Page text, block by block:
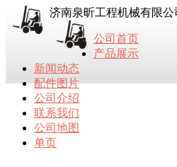
济南泉昕工程机械有限公
公司首页
产品展示
新闻动态
配件图片
公司介绍
联系我们
公司地图
单页